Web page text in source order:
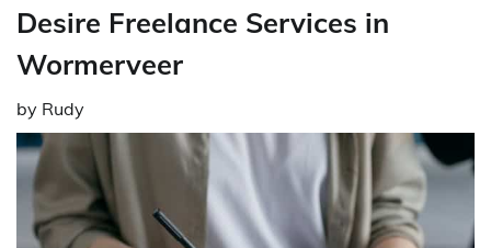
Desire Freelance Services in
Wormerveer
by Rudy